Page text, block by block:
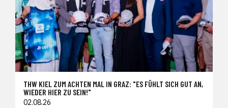
THW KIEL ZUM ACHTEN MAL IN GRAZ: "ES FÜHLT SICH GUT AN,
WIEDER HIER ZU SEIN!"
02.08.26